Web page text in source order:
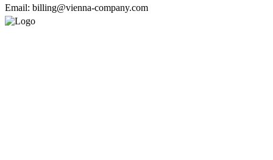
Email: billing@vienna-company.com